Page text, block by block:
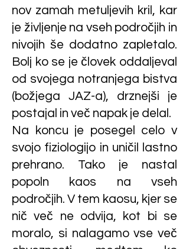
nov zamah metuljevih kril, kar
je življenje na vseh področjih in
nivojih še dodatno zapletalo.
Bolj ko se je človek oddaljeval
od svojega notranjega bistva
(božjega JAZ-a), drznejši je
postajal in več napak je delal.
Na koncu je posegel celo v
svojo fiziologijo in uničil lastno
prehrano. Tako je nastal
popoln kaos na vseh
področjih. V tem kaosu, kjer se
nič več ne odvija, kot bi se
moralo, si nalagamo vse več